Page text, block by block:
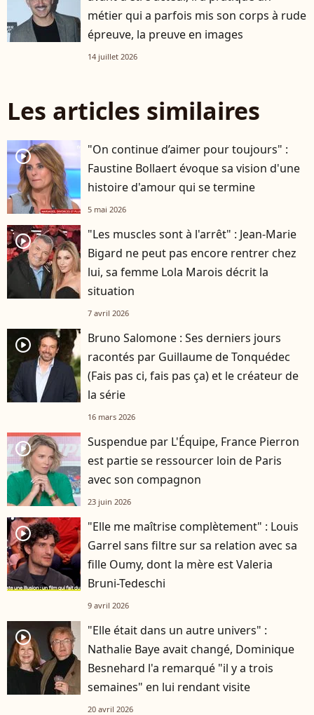
métier qui a parfois mis son corps à rude
épreuve, la preuve en images
14 juillet 2026
Les articles similaires
player2
"On continue d’aimer pour toujours" :
Faustine Bollaert évoque sa vision d'une
histoire d'amour qui se termine
5 mai 2026
player2
"Les muscles sont à l'arrêt" : Jean-Marie
Bigard ne peut pas encore rentrer chez
lui, sa femme Lola Marois décrit la
situation
7 avril 2026
player2
Bruno Salomone : Ses derniers jours
racontés par Guillaume de Tonquédec
(Fais pas ci, fais pas ça) et le créateur de
la série
16 mars 2026
player2
Suspendue par L'Équipe, France Pierron
est partie se ressourcer loin de Paris
avec son compagnon
23 juin 2026
player2
"Elle me maîtrise complètement" : Louis
Garrel sans filtre sur sa relation avec sa
fille Oumy, dont la mère est Valeria
Bruni-Tedeschi
9 avril 2026
player2
"Elle était dans un autre univers" :
Nathalie Baye avait changé, Dominique
Besnehard l'a remarqué "il y a trois
semaines" en lui rendant visite
20 avril 2026